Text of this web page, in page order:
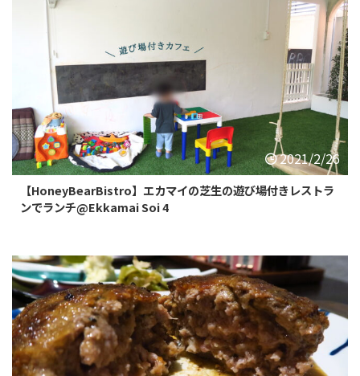
2021/2/26
【HoneyBearBistro】エカマイの芝生の遊び場付きレストラ
ンでランチ@Ekkamai Soi 4